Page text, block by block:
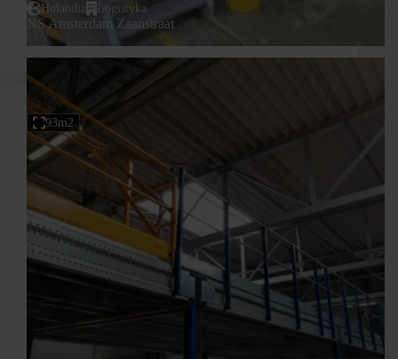
Holandia Logistyka
NS Amsterdam Zaanstraat
93m2